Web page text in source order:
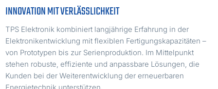
INNOVATION MIT VERLÄSSLICHKEIT
TPS Elektronik kombiniert langjährige Erfahrung in der
Elektronikentwicklung mit flexiblen Fertigungskapazitäten –
von Prototypen bis zur Serienproduktion. Im Mittelpunkt
stehen robuste, effiziente und anpassbare Lösungen, die
Kunden bei der Weiterentwicklung der erneuerbaren